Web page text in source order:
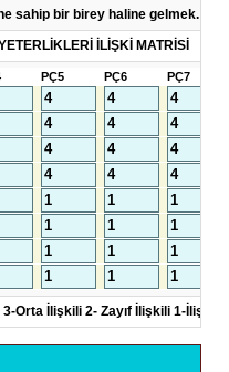
sahip bir birey haline gelmek.
İLİŞKİ MATRİSİ
PÇ5 PÇ6 PÇ7
Orta İlişkili 2- Zayıf İlişkili 1-